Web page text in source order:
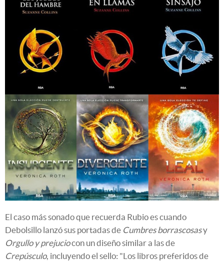
El caso más sonado que recuerda Rubio es cuando
Debolsillo lanzó sus portadas de Cumbres borrascosasy
Orgullo y prejuciocon un diseño similar a las de
Crepúsculo, incluyendo el sello: "Los libros preferidos de